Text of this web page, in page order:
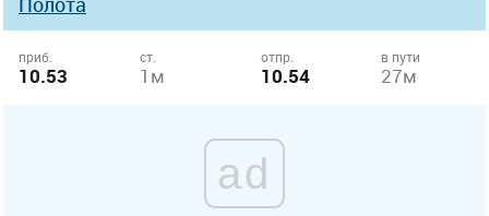
приб.
10.53
ст.
1м
отпр.
10.54
в пути
27м
ad